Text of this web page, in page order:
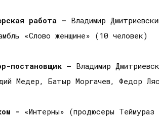
работа — Владимир
«Слово женщине» (10 человек)
постановщик — Владимир
Медер, Батыр Моргачев, Федор
- «Интерны» (продюсеры